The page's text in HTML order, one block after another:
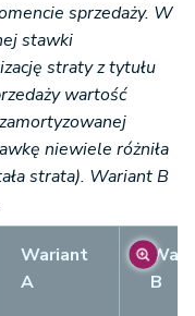
sprzedaży. W
stawki
straty z tytułu
wartość
niewiele różniła
strata). Wariant B
Wariant
A
B